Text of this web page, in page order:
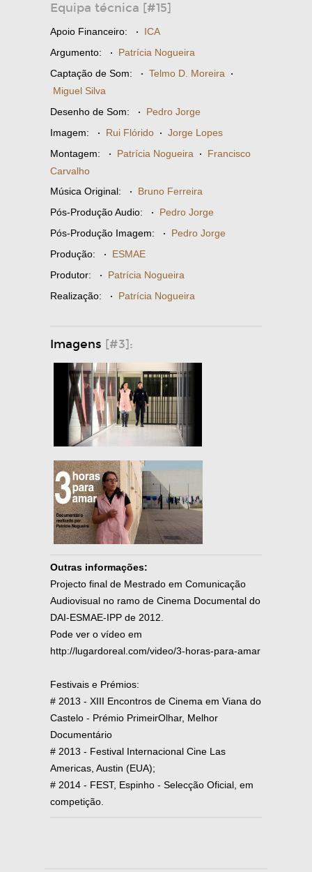
Equipa técnica [#15]
Apoio Financeiro: · ICA
Argumento: · Patrícia Nogueira
Captação de Som: · Telmo D. Moreira ·
Miguel Silva
Desenho de Som: · Pedro Jorge
Imagem: · Rui Flórido · Jorge Lopes
Montagem: · Patrícia Nogueira · Francisco
Carvalho
Música Original: · Bruno Ferreira
Pós-Produção Audio: · Pedro Jorge
Pós-Produção Imagem: · Pedro Jorge
Produção: · ESMAE
Produtor: · Patrícia Nogueira
Realização: · Patrícia Nogueira
Imagens [#3]:
Outras informações:
Projecto final de Mestrado em Comunicação
Audiovisual no ramo de Cinema Documental do
DAI-ESMAE-IPP de 2012.
Pode ver o vídeo em
http://lugardoreal.com/video/3-horas-para-amar
Festivais e Prémios:
# 2013 - XIII Encontros de Cinema em Viana do
Castelo - Prémio PrimeirOlhar, Melhor
Documentário
# 2013 - Festival Internacional Cine Las
Americas, Austin (EUA);
# 2014 - FEST, Espinho - Selecção Oficial, em
competição.